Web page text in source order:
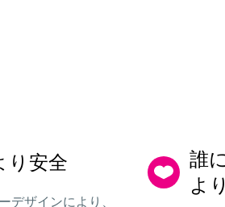
り安全
デザインにより、
誰
よ